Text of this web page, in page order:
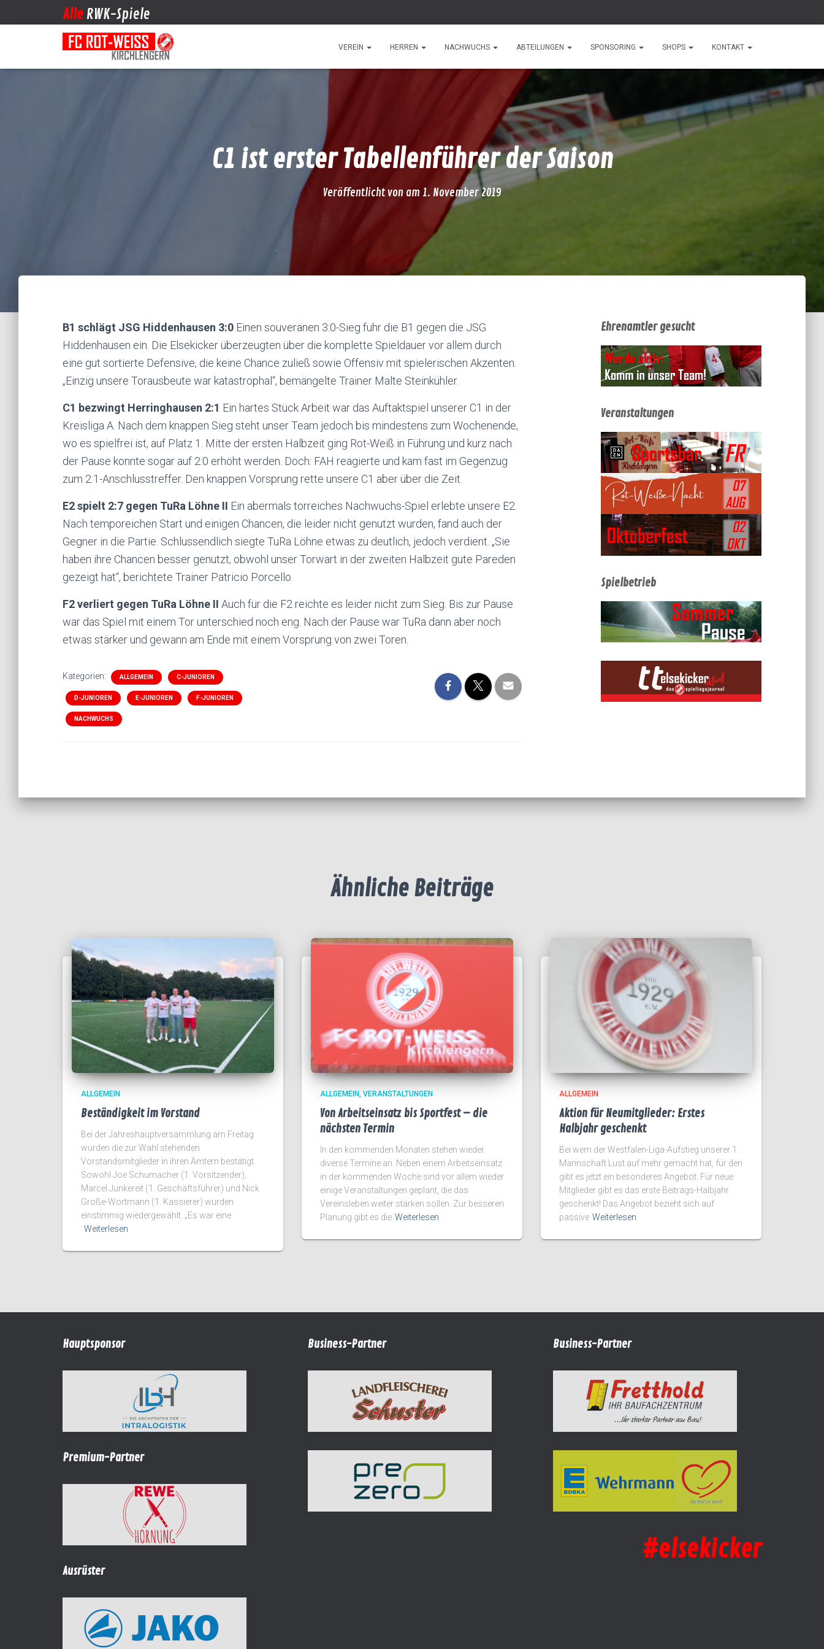
Alle RWK-Spiele
VEREIN HERREN NACHWUCHS ABTEILUNGEN SPONSORING SHOPS KONTAKT
C1 ist erster Tabellenführer der Saison
Veröffentlicht von am 1. November 2019
B1 schlägt JSG Hiddenhausen 3:0 Einen souveränen 3:0-Sieg fuhr die B1 gegen die JSG
Hiddenhausen ein. Die Elsekicker überzeugten über die komplette Spieldauer vor allem durch
eine gut sortierte Defensive, die keine Chance zuließ sowie Offensiv mit spielerischen Akzenten.
„Einzig unsere Torausbeute war katastrophal“, bemängelte Trainer Malte Steinkühler.
C1 bezwingt Herringhausen 2:1 Ein hartes Stück Arbeit war das Auftaktspiel unserer C1 in der
Kreisliga A. Nach dem knappen Sieg steht unser Team jedoch bis mindestens zum Wochenende,
wo es spielfrei ist, auf Platz 1. Mitte der ersten Halbzeit ging Rot-Weiß in Führung und kurz nach
der Pause konnte sogar auf 2:0 erhöht werden. Doch: FAH reagierte und kam fast im Gegenzug
zum 2:1-Anschlusstreffer. Den knappen Vorsprung rette unsere C1 aber über die Zeit.
E2 spielt 2:7 gegen TuRa Löhne II Ein abermals torreiches Nachwuchs-Spiel erlebte unsere E2.
Nach temporeichen Start und einigen Chancen, die leider nicht genutzt wurden, fand auch der
Gegner in die Partie. Schlussendlich siegte TuRa Löhne etwas zu deutlich, jedoch verdient. „Sie
haben ihre Chancen besser genutzt, obwohl unser Torwart in der zweiten Halbzeit gute Pareden
gezeigt hat“, berichtete Trainer Patricio Porcello.
F2 verliert gegen TuRa Löhne II Auch für die F2 reichte es leider nicht zum Sieg. Bis zur Pause
war das Spiel mit einem Tor unterschied noch eng. Nach der Pause war TuRa dann aber noch
etwas stärker und gewann am Ende mit einem Vorsprung von zwei Toren.
Kategorien: ALLGEMEIN C-JUNIOREN
D-JUNIOREN E-JUNIOREN F-JUNIOREN
NACHWUCHS
Ehrenamtler gesucht
Veranstaltungen
Spielbetrieb
Ähnliche Beiträge
ALLGEMEIN
Beständigkeit im Vorstand
Bei der Jahreshauptversammlung am Freitag
wurden die zur Wahl stehenden
Vorstandsmitglieder in ihren Ämtern bestätigt.
Sowohl Joe Schumacher (1. Vorsitzender),
Marcel Junkereit (1. Geschäftsführer) und Nick
Große-Wortmann (1. Kassierer) wurden
einstimmig wiedergewählt. „Es war eine
Weiterlesen
ALLGEMEIN VERANSTALTUNGEN
Von Arbeitseinsatz bis Sportfest – die
nächsten Termin
In den kommenden Monaten stehen wieder
diverse Termine an. Neben einem Arbeitseinsatz
in der kommenden Woche sind vor allem wieder
einige Veranstaltungen geplant, die das
Vereinsleben weiter stärken sollen. Zur besseren
Planung gibt es die Weiterlesen
ALLGEMEIN
Aktion für Neumitglieder: Erstes
Halbjahr geschenkt
Bei wem der Westfalen-Liga-Aufstieg unserer 1.
Mannschaft Lust auf mehr gemacht hat, für den
gibt es jetzt ein besonderes Angebot: Für neue
Mitglieder gibt es das erste Beitrags-Halbjahr
geschenkt! Das Angebot bezieht sich auf
passive Weiterlesen
Hauptsponsor
Premium-Partner
Ausrüster
Business-Partner Business-Partner
#elsekicker